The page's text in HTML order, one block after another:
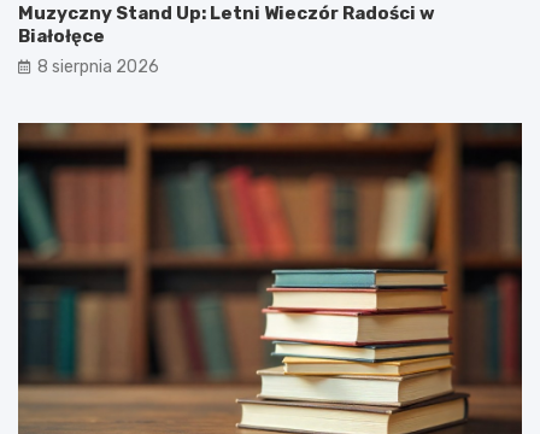
Muzyczny Stand Up: Letni Wieczór Radości w
Białołęce
8 sierpnia 2026